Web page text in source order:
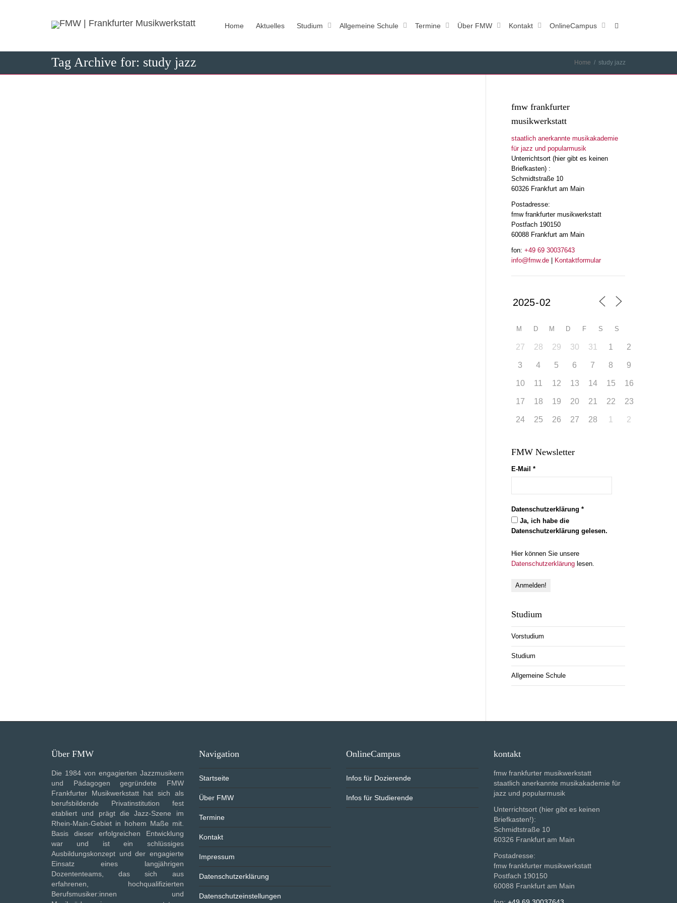
Home Aktuelles Studium Allgemeine Schule Termine Über FMW Kontakt OnlineCampus
Tag Archive for: study jazz Home study jazz
fmw frankfurter
musikwerkstatt
staatlich anerkannte musikakademie
für jazz und popularmusik
Unterrichtsort (hier gibt es keinen
Briefkasten) :
Schmidtstraße 10
60326 Frankfurt am Main
Postadresse:
fmw frankfurter musikwerkstatt
Postfach 190150
60088 Frankfurt am Main
fon: +49 69 30037643
info@fmw.de| Kontaktformular
M D M D F S S
27 28 29 30 31 1 2
3 4 5 6 7 8 9
10 11 12 13 14 15 16
17 18 19 20 21 22 23
24 25 26 27 28 1 2
FMW Newsletter
E-Mail *
Datenschutzerklärung *
Ja, ich habe die
Datenschutzerklärung gelesen.
Hier können Sie unsere
Datenschutzerklärunglesen.
Studium
Vorstudium
Studium
Allgemeine Schule
Über FMW
Die 1984 von engagierten Jazzmusikern
und Pädagogen gegründete FMW
Frankfurter Musikwerkstatt hat sich als
berufsbildende Privatinstitution fest
etabliert und prägt die Jazz-Szene im
Rhein-Main-Gebiet in hohem Maße mit.
Basis dieser erfolgreichen Entwicklung
war und ist ein schlüssiges
Ausbildungskonzept und der engagierte
Einsatz eines langjährigen
Dozententeams, das sich aus
erfahrenen, hochqualifizierten
Berufsmusiker:innen und
Navigation
Startseite
Über FMW
Termine
Kontakt
Impressum
Datenschutzerklärung
Datenschutzeinstellungen
OnlineCampus
Infos für Dozierende
Infos für Studierende
kontakt
fmw frankfurter musikwerkstatt
staatlich anerkannte musikakademie für
jazz und popularmusik
Unterrichtsort (hier gibt es keinen
Briefkasten!):
Schmidtstraße 10
60326 Frankfurt am Main
Postadresse:
fmw frankfurter musikwerkstatt
Postfach 190150
60088 Frankfurt am Main